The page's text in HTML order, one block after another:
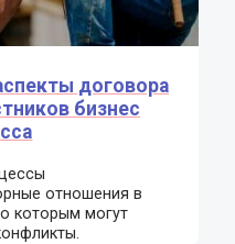
договора
бизнес
отношения в
которым могут